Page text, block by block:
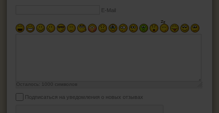
E-Mail
Осталось: 1000 символов
Подписаться на уведомления о новых отзывах